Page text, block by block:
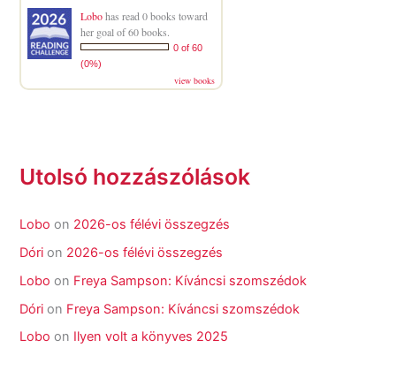
Lobohas read 0 books toward
her goal of 60 books.
0 of 60
(0%)
view books
Utolsó hozzászólások
Lobo on 2026-os félévi összegzés
Dóri on 2026-os félévi összegzés
Lobo on Freya Sampson: Kíváncsi szomszédok
Dóri on Freya Sampson: Kíváncsi szomszédok
Lobo on Ilyen volt a könyves 2025